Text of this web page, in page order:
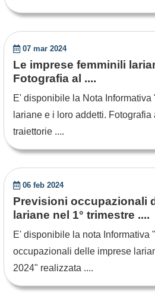
07 mar 2024
Le imprese femminili
Fotografia al ....
E' disponibile la Nota
lariane e i loro addetti.
traiettorie ....
06 feb 2024
Previsioni occupazionali
lariane nel 1° trimestre ....
E' disponibile la nota Informativa
occupazionali delle imprese
2024" realizzata ....